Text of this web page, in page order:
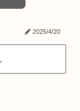
2025/4/20